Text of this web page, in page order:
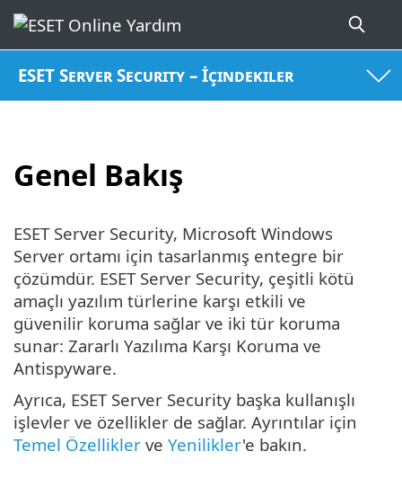
ESET Server Security – İçindekiler
Genel Bakış
ESET Server Security, Microsoft Windows
Server ortamı için tasarlanmış entegre bir
çözümdür. ESET Server Security, çeşitli kötü
amaçlı yazılım türlerine karşı etkili ve
güvenilir koruma sağlar ve iki tür koruma
sunar: Zararlı Yazılıma Karşı Koruma ve
Antispyware.
Ayrıca, ESET Server Security başka kullanışlı
işlevler ve özellikler de sağlar. Ayrıntılar için
Temel Özellikler ve Yenilikler'e bakın.